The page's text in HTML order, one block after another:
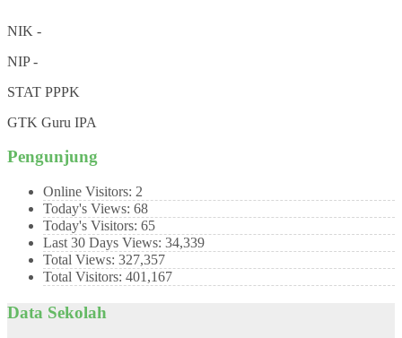
NIK -
NIP-
STAT PPPK
GTK Guru IPA
Pengunjung
Online Visitors: 2
Today's Views: 68
Today's Visitors: 65
Last 30 Days Views: 34,339
Total Views: 327,357
Total Visitors: 401,167
Data Sekolah